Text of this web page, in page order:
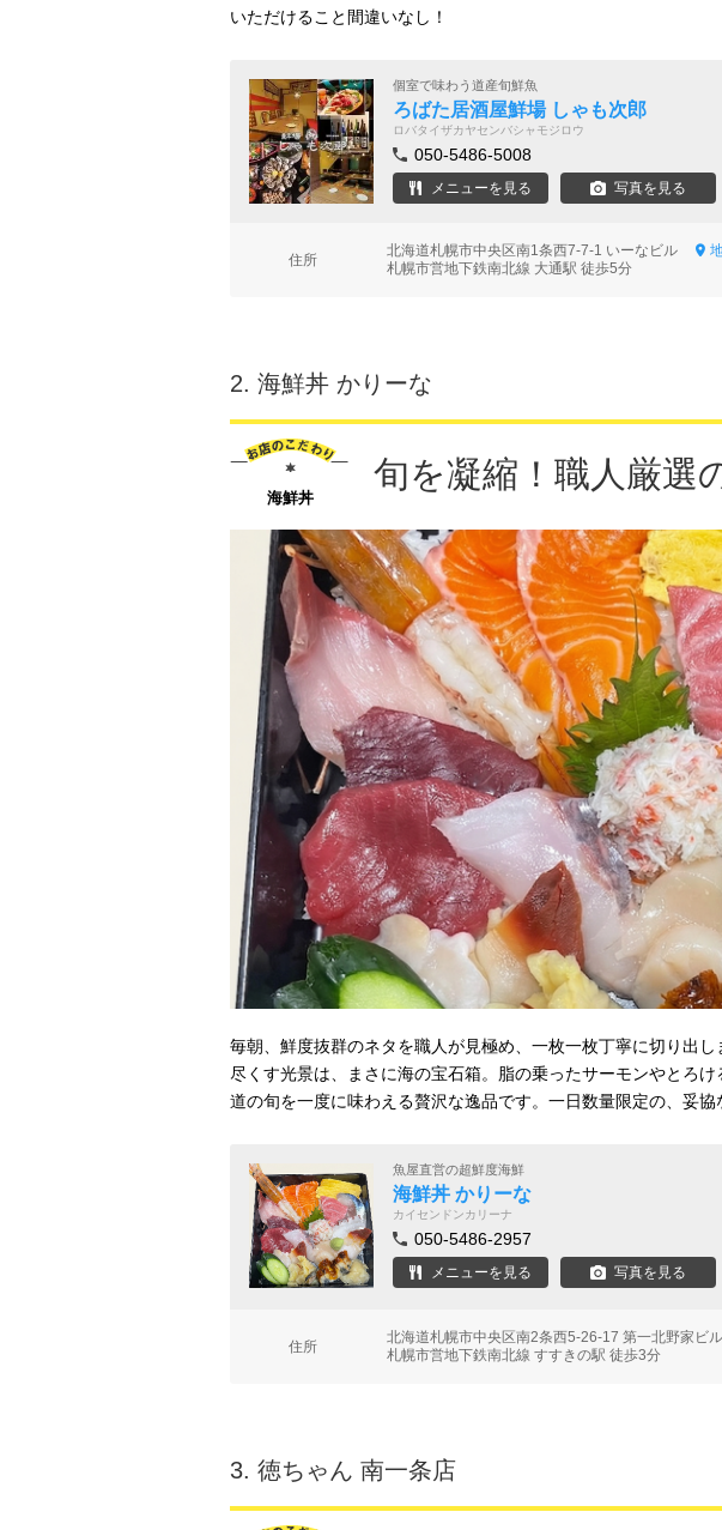
いただけること間違いなし！
個室で味わう道産旬鮮魚
ろばた居酒屋鮮場 しゃも次郎
ロバタイザカヤセンバシャモジロウ
050-5486-5008
メニューを見る 写真を見る
住所
北海道札幌市中央区南1条西7-7-1 いーなビル
札幌市営地下鉄南北線 大通駅 徒歩5分
2. 海鮮丼 かりーな
海鮮丼
旬を凝縮！職人厳選
毎朝、鮮度抜群のネタを職人が見極め、一枚一枚丁寧に切り出
尽くす光景は、まさに海の宝石箱。脂の乗ったサーモンやとろ
道の旬を一度に味わえる贅沢な逸品です。一日数量限定の、妥協
魚屋直営の超鮮度海鮮
海鮮丼 かりーな
カイセンドンカリーナ
050-5486-2957
メニューを見る 写真を見る
住所
北海道札幌市中央区南2条西5-26-17 第一北野家ビ
札幌市営地下鉄南北線 すすきの駅 徒歩3分
3. 徳ちゃん 南一条店